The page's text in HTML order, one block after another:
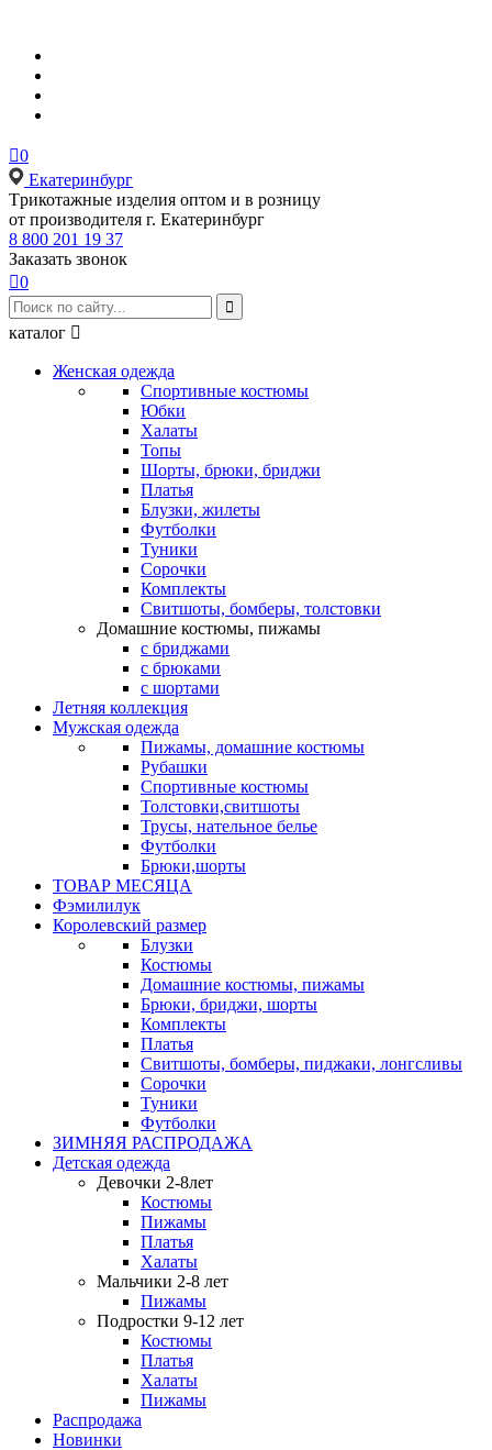
0
Екатеринбург
Tрикотажные изделия оптом и в розницу
от производителя г. Екатеринбург
8 800 201 19 37
Заказать звонок
0

каталог 
Женская одежда
Спортивные костюмы
Юбки
Халаты
Топы
Шорты, брюки, бриджи
Платья
Блузки, жилеты
Футболки
Туники
Сорочки
Комплекты
Свитшоты, бомберы, толстовки
Домашние костюмы, пижамы
с бриджами
с брюками
с шортами
Летняя коллекция
Мужская одежда
Пижамы, домашние костюмы
Рубашки
Спортивные костюмы
Толстовки,свитшоты
Трусы, нательное белье
Футболки
Брюки,шорты
ТОВАР МЕСЯЦА
Фэмилилук
Королевский размер
Блузки
Костюмы
Домашние костюмы, пижамы
Брюки, бриджи, шорты
Комплекты
Платья
Свитшоты, бомберы, пиджаки, лонгсливы
Сорочки
Туники
Футболки
ЗИМНЯЯ РАСПРОДАЖА
Детская одежда
Девочки 2-8лет
Костюмы
Пижамы
Платья
Халаты
Мальчики 2-8 лет
Пижамы
Подростки 9-12 лет
Костюмы
Платья
Халаты
Пижамы
Распродажа
Новинки